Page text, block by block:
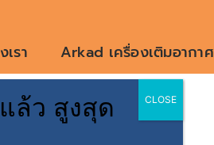
รา Arkad เครื่องเติมอากาศ
ล้ว สูงสุด
CLOSE